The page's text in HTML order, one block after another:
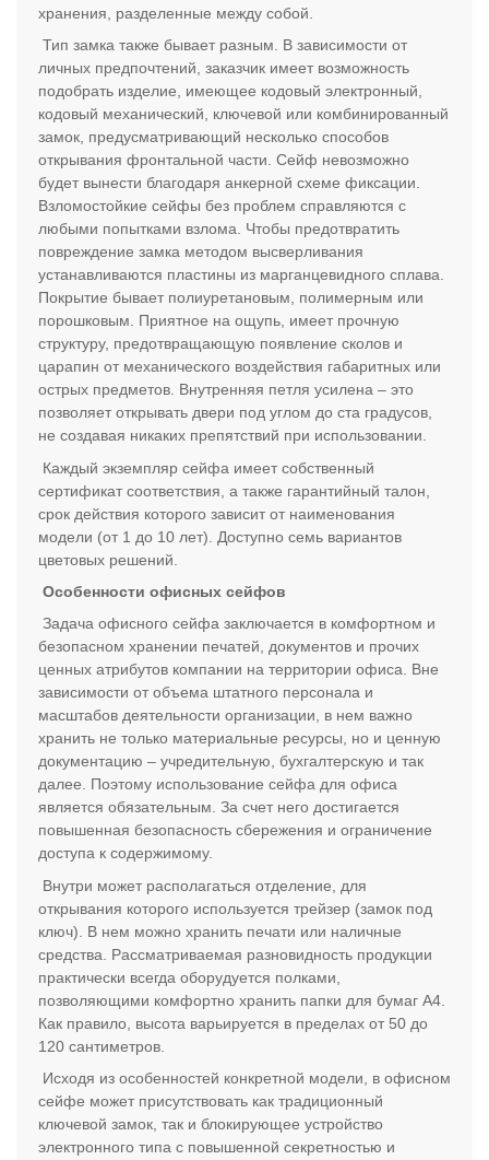
хранения, разделенные между собой.
Тип замка также бывает разным. В зависимости от
личных предпочтений, заказчик имеет возможность
подобрать изделие, имеющее кодовый электронный,
кодовый механический, ключевой или комбинированный
замок, предусматривающий несколько способов
открывания фронтальной части. Сейф невозможно
будет вынести благодаря анкерной схеме фиксации.
Взломостойкие сейфы без проблем справляются с
любыми попытками взлома. Чтобы предотвратить
повреждение замка методом высверливания
устанавливаются пластины из марганцевидного сплава.
Покрытие бывает полиуретановым, полимерным или
порошковым. Приятное на ощупь, имеет прочную
структуру, предотвращающую появление сколов и
царапин от механического воздействия габаритных или
острых предметов. Внутренняя петля усилена – это
позволяет открывать двери под углом до ста градусов,
не создавая никаких препятствий при использовании.
Каждый экземпляр сейфа имеет собственный
сертификат соответствия, а также гарантийный талон,
срок действия которого зависит от наименования
модели (от 1 до 10 лет). Доступно семь вариантов
цветовых решений.
Особенности офисных сейфов
Задача офисного сейфа заключается в комфортном и
безопасном хранении печатей, документов и прочих
ценных атрибутов компании на территории офиса. Вне
зависимости от объема штатного персонала и
масштабов деятельности организации, в нем важно
хранить не только материальные ресурсы, но и ценную
документацию – учредительную, бухгалтерскую и так
далее. Поэтому использование сейфа для офиса
является обязательным. За счет него достигается
повышенная безопасность сбережения и ограничение
доступа к содержимому.
Внутри может располагаться отделение, для
открывания которого используется трейзер (замок под
ключ). В нем можно хранить печати или наличные
средства. Рассматриваемая разновидность продукции
практически всегда оборудуется полками,
позволяющими комфортно хранить папки для бумаг А4.
Как правило, высота варьируется в пределах от 50 до
120 сантиметров.
Исходя из особенностей конкретной модели, в офисном
сейфе может присутствовать как традиционный
ключевой замок, так и блокирующее устройство
электронного типа с повышенной секретностью и